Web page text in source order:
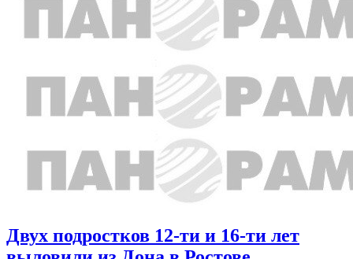
Двух подростков 12-ти и 16-ти лет